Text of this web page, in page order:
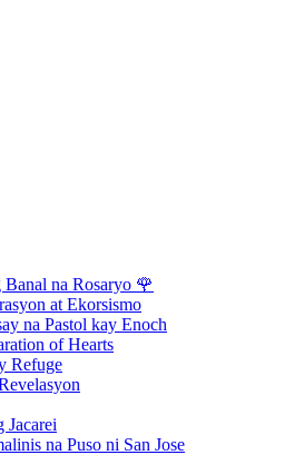
na Rosaryo 🌹
at Ekorsismo
na Pastol kay Enoch
of Hearts
Refuge
Jacarei
na Puso ni San Jose